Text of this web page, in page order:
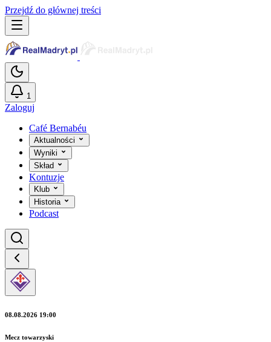
Przejdź do głównej treści
1
Zaloguj
Café Bernabéu
Aktualności
Wyniki
Skład
Kontuzje
Klub
Historia
Podcast
08.08.2026 19:00
Mecz towarzyski